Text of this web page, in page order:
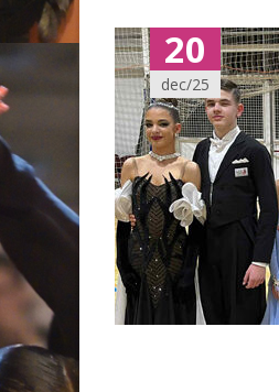
20
dec/25